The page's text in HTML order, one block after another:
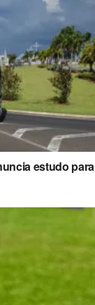
estudo para